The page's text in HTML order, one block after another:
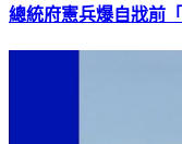
總統府憲兵爆自戕前